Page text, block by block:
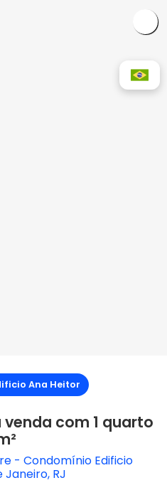
Ana Heitor
com 1 quarto
- Condomínio Edificio
Janeiro, RJ